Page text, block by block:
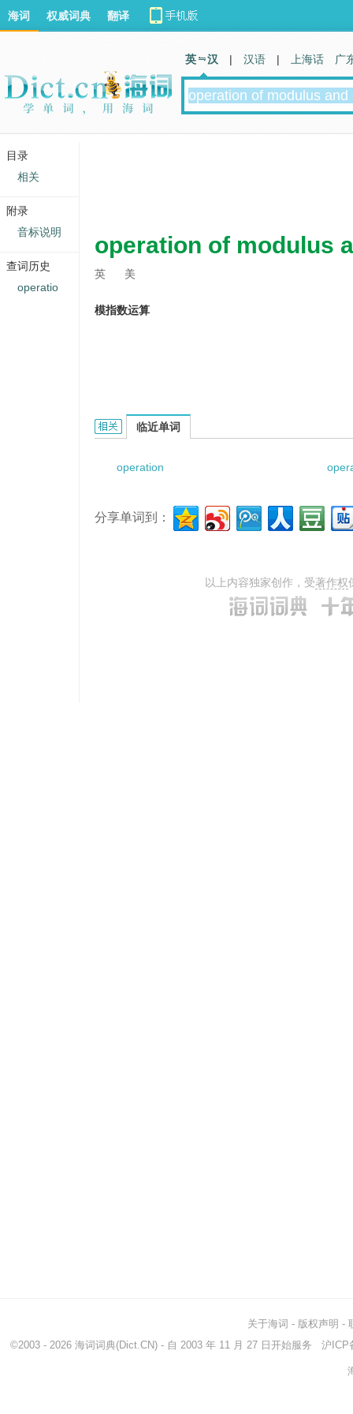
operation of modulus
英 美
模指数运算
operation of modulus and exponent的相关资料
临近单词
operation
分享单词到：
以上内容独家创作，受著作权
海词 权威词典 翻译
英 汉 | 汉语 | 上海话 广
关于海词 - 版权声明 -
©2003 - 2026 海词词典(Dict.CN) - 自 2003 年 11 月 27 日开始服务 沪ICP
目录
相关
附录
音标说明
查词历史
operatio